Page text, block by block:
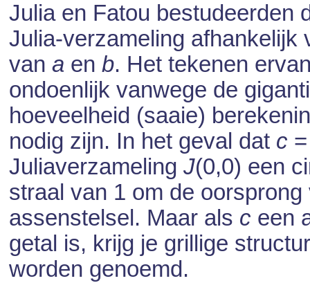
Julia en Fatou bestudeerden
Julia-verzameling afhankelijk
vana enb. Het tekenen
ondoenlijk vanwege de
hoeveelheid (saaie)
nodig zijn. In het geval dat c
JuliaverzamelingJ(0,0) een
straal van 1 om de oorsprong
assenstelsel. Maar als c een
getal is, krijg je grillige
worden genoemd.